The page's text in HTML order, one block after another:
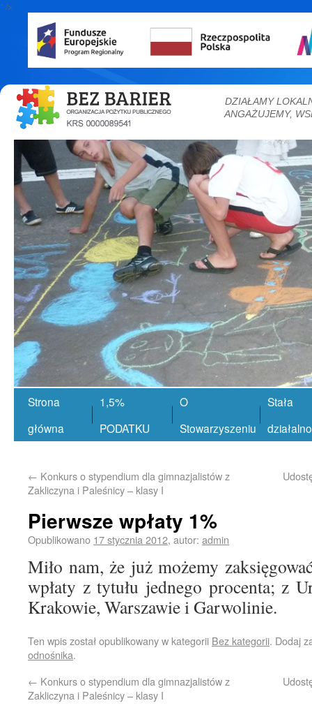
" />
DZIAŁAMY
ANGAŻUJEMY,
Strona
główna
1,5%
PODATKU
O
Stowarzyszeniu
Stała
← Konkurs o stypendium dla gimnazjalistów z
Zakliczyna i Paleśnicy – klasy I
Pierwsze wpłaty 1%
Opublikowano 17 stycznia 2012, autor: admin
Miło nam, że już możemy
wpłaty z tytułu jednego procenta; z
Krakowie, Warszawie i Garwolinie.
Ten wpis został opublikowany w kategorii Bez kategorii. Dodaj
odnośnika.
← Konkurs o stypendium dla gimnazjalistów z
Zakliczyna i Paleśnicy – klasy I